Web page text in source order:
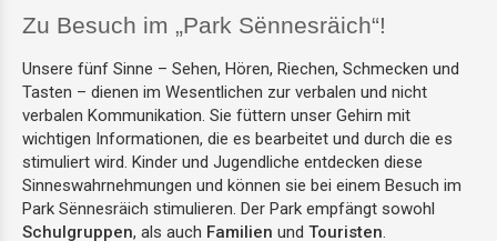
Zu Besuch im „Park Sënnesräich“!
Unsere fünf Sinne – Sehen, Hören, Riechen, Schmecken und
Tasten – dienen im Wesentlichen zur verbalen und nicht
verbalen Kommunikation. Sie füttern unser Gehirn mit
wichtigen Informationen, die es bearbeitet und durch die es
stimuliert wird. Kinder und Jugendliche entdecken diese
Sinneswahrnehmungen und können sie bei einem Besuch im
Park Sënnesräich stimulieren. Der Park empfängt sowohl
Schulgruppen, als auch Familien und Touristen.